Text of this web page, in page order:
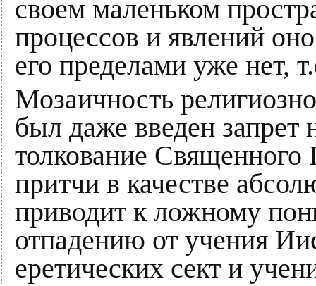
своем маленьком
процессов и явлений
его пределами уже нет,
Мозаичность
был даже введен запрет
толкование
притчи в качестве
приводит к ложному
отпадению от учения
еретических сект и